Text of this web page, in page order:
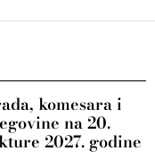
komesara i
na 20.
2027. godine